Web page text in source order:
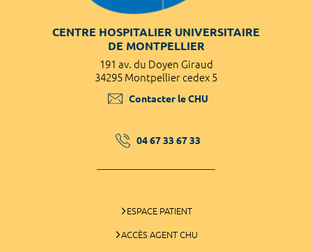
CENTRE HOSPITALIER UNIVERSITAIRE
DE MONTPELLIER
191 av. du Doyen Giraud
34295 Montpellier cedex 5
Contacter le CHU
04 67 33 67 33
ESPACE PATIENT
ACCÈS AGENT CHU